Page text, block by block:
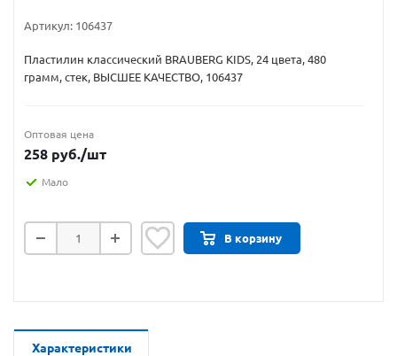
Артикул: 106437
Пластилин классический BRAUBERG KIDS, 24 цвета, 480
грамм, стек, ВЫСШЕЕ КАЧЕСТВО, 106437
Оптовая цена
258 руб./шт
Мало
В корзину
Характеристики